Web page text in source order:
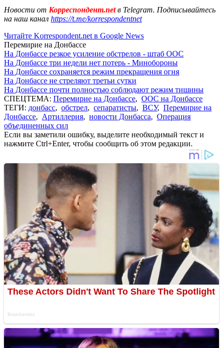
Новости от Корреспондент.netв Telegram. Подписывайтесь
на наш канал https://t.me/korrespondentnet
Читайте Korrespondent.net в Google News
Перемирие на Донбассе
На Донбассе резкое усиление обстрелов - штаб ООС
На Донбассе три недели нет потерь - Минобороны
На Донбассе сохраняется режим прекращения огня
На Донбассе не стреляют третьи сутки
На Донбассе почти полностью соблюдают режим тишины
СПЕЦТЕМА: Перемирие на Донбассе, ООС на Донбассе
ТЕГИ: донбасс, обстрел, сепаратисты, ВСУ, Перемирие на
Донбассе, Артиллерия, новости Донбасса, Операция
объединенных сил
Если вы заметили ошибку, выделите необходимый текст и
нажмите Ctrl+Enter, чтобы сообщить об этом редакции.